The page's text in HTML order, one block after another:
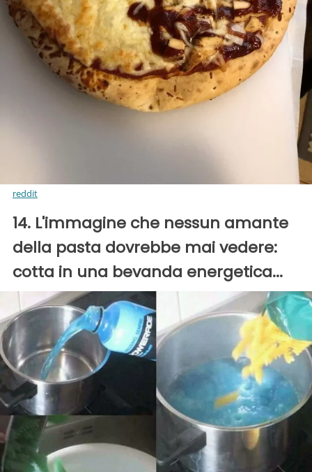
reddit
14. L'immagine che nessun amante
della pasta dovrebbe mai vedere:
cotta in una bevanda energetica...